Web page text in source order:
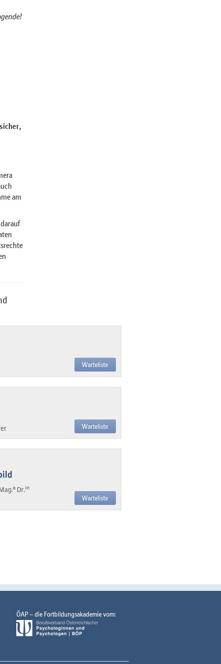
am
Warteliste
Warteliste
aDr.in
Warteliste
ÖAP – die Fortbildungsakademie vom: